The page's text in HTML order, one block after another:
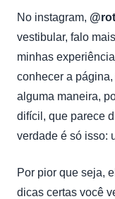
No instagram,
vestibular, falo
minhas
conhecer a
alguma maneira,
difícil, que parece
verdade é só isso:
Por pior que seja,
dicas certas você